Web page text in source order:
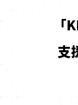
「
支